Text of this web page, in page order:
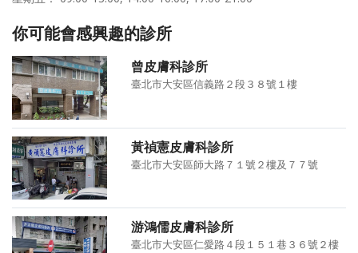
你可能會感興趣的診所
曾皮膚科診所
臺北市大安區信義路２段３８號１樓
黃禎憲皮膚科診所
臺北市大安區師大路７１號２樓及７７號
游鴻儒皮膚科診所
臺北市大安區仁愛路４段１５１巷３６號２樓